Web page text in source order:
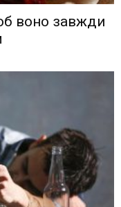
воно завжди